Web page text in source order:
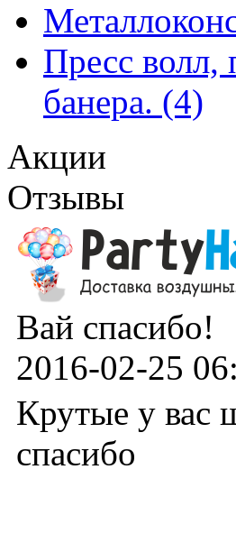
Пресс волл,
банера. (4)
Акции
Отзывы
Вай спасибо!
2016-02-25
Крутые у вас
спасибо